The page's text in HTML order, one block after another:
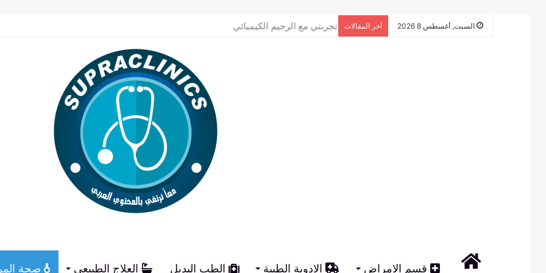
السبت, أغسطس 8 2026 أخر المقالات تجربتي مع الرجيم الكيميائي
الرئيسيةقسم الامراض الادوية الطبية الطب البديل العلاج الطبيعي صحة